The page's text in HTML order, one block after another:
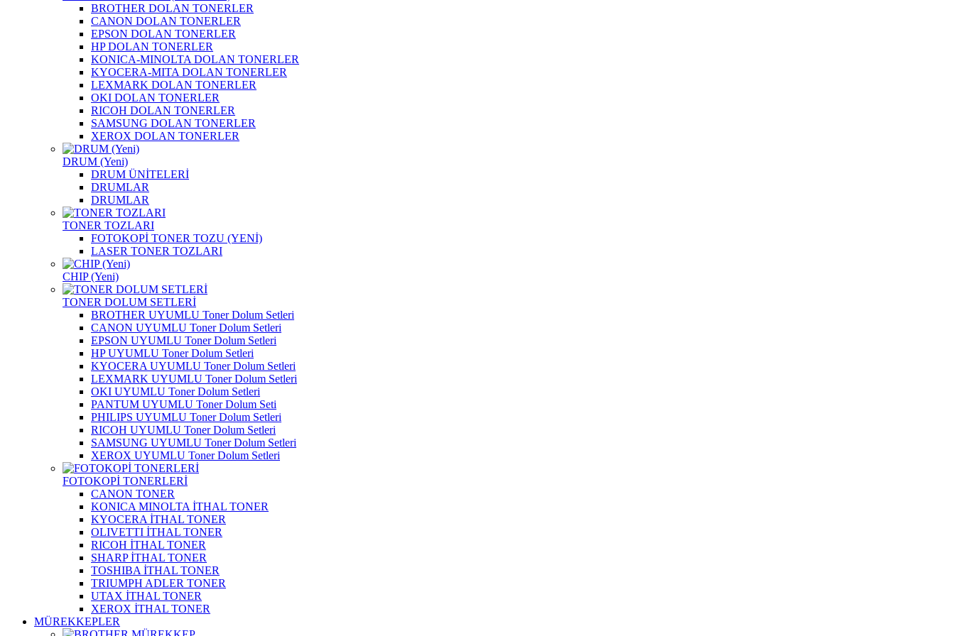
BROTHER DOLAN TONERLER
CANON DOLAN TONERLER
EPSON DOLAN TONERLER
HP DOLAN TONERLER
KONICA-MINOLTA DOLAN TONERLER
KYOCERA-MITA DOLAN TONERLER
LEXMARK DOLAN TONERLER
OKI DOLAN TONERLER
RICOH DOLAN TONERLER
SAMSUNG DOLAN TONERLER
XEROX DOLAN TONERLER
DRUM (Yeni)
DRUM ÜNİTELERİ
DRUMLAR
DRUMLAR
TONER TOZLARI
FOTOKOPİ TONER TOZU (YENİ)
LASER TONER TOZLARI
CHIP (Yeni)
TONER DOLUM SETLERİ
BROTHER UYUMLU Toner Dolum Setleri
CANON UYUMLU Toner Dolum Setleri
EPSON UYUMLU Toner Dolum Setleri
HP UYUMLU Toner Dolum Setleri
KYOCERA UYUMLU Toner Dolum Setleri
LEXMARK UYUMLU Toner Dolum Setleri
OKI UYUMLU Toner Dolum Setleri
PANTUM UYUMLU Toner Dolum Seti
PHILIPS UYUMLU Toner Dolum Setleri
RICOH UYUMLU Toner Dolum Setleri
SAMSUNG UYUMLU Toner Dolum Setleri
XEROX UYUMLU Toner Dolum Setleri
FOTOKOPİ TONERLERİ
CANON TONER
KONICA MINOLTA İTHAL TONER
KYOCERA İTHAL TONER
OLIVETTI İTHAL TONER
RICOH İTHAL TONER
SHARP İTHAL TONER
TOSHIBA İTHAL TONER
TRIUMPH ADLER TONER
UTAX İTHAL TONER
XEROX İTHAL TONER
MÜREKKEPLER